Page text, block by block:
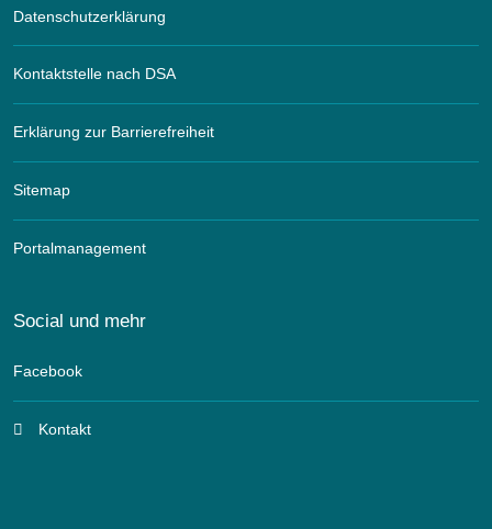
Datenschutzerklärung
Kontaktstelle nach DSA
Erklärung zur Barrierefreiheit
Sitemap
Portalmanagement
Social und mehr
Facebook
Kontakt